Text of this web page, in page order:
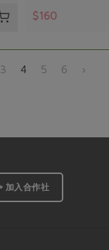
$160
3 4 5 6 ›
加入合作社